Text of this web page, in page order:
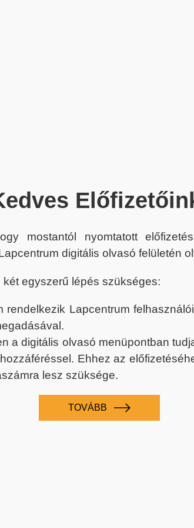
mostantól nyomtatott
digitális olvasó felületén
egyszerű lépés szükséges:
rendelkezik Lapcentrum
a digitális olvasó menüpontban
Ehhez az
lesz szüksége.
TOVÁBB